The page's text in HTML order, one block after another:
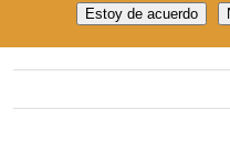
Estoy de acuerdo